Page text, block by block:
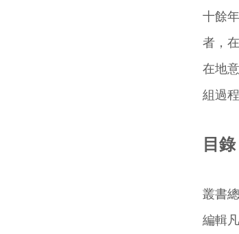
十餘
者，
在地
組過
目錄
叢書
編輯